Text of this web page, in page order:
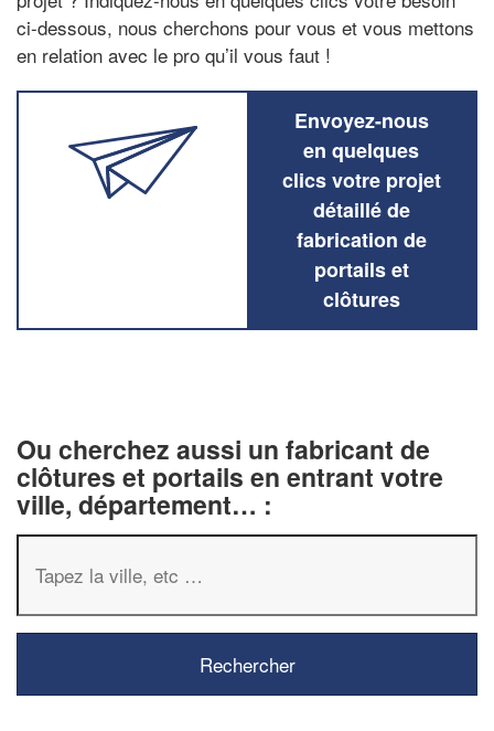
ci-dessous, nous cherchons pour vous et vous mettons
en relation avec le pro qu’il vous faut !
Envoyez-nous
en quelques
clics votre projet
détaillé de
fabrication de
portails et
clôtures
Ou cherchez aussi un fabricant de
clôtures et portails en entrant votre
ville, département… :